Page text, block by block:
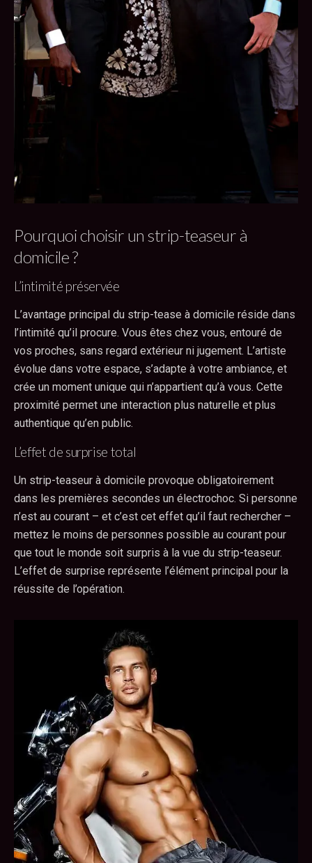
Pourquoi choisir un strip-teaseur à
domicile ?
L’intimité préservée
L’avantage principal du strip-tease à domicile réside dans
l’intimité qu’il procure. Vous êtes chez vous, entouré de
vos proches, sans regard extérieur ni jugement. L’artiste
évolue dans votre espace, s’adapte à votre ambiance, et
crée un moment unique qui n’appartient qu’à vous. Cette
proximité permet une interaction plus naturelle et plus
authentique qu’en public.
L’effet de surprise total
Un strip-teaseur à domicile provoque obligatoirement
dans les premières secondes un électrochoc. Si personne
n’est au courant – et c’est cet effet qu’il faut rechercher –
mettez le moins de personnes possible au courant pour
que tout le monde soit surpris à la vue du strip-teaseur.
L’effet de surprise représente l’élément principal pour la
réussite de l’opération.